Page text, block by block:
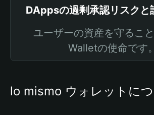
DAppsの過剰承認リスクと
ユーザーの資産を守るこ
Walletの使命です。
lo mismo ウォレットに